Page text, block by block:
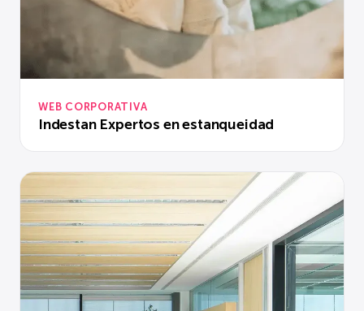
WEB CORPORATIVA
Indestan Expertos en estanqueidad